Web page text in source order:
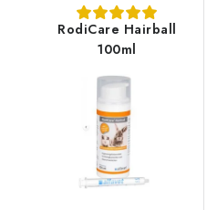
RodiCare Hairball
100ml